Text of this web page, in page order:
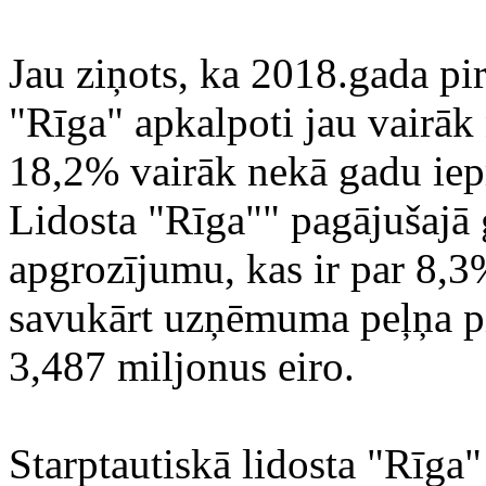
Jau ziņots, ka 2018.gada
"Rīga" apkalpoti jau
18,2% vairāk nekā gadu
Lidosta "Rīga""
apgrozījumu, kas ir par
savukārt uzņēmuma peļņa
3,487 miljonus eiro.
Starptautiskā lidosta